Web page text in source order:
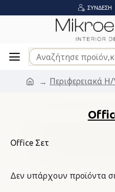
ΣΎΝΔΕΣΗ
Περιφερειακά
Office Σετ
Δεν υπάρχουν προϊόντα